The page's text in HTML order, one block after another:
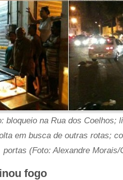
bloqueio na Rua dos Coelhos;
em busca de outras rotas;
portas (Foto: Alexandre Morais/
fogo